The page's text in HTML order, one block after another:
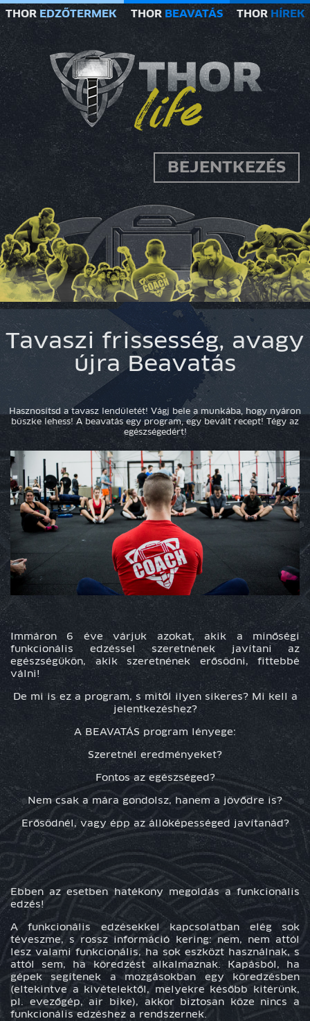
THOR EDZŐTERMEK THOR BEAVATÁS THOR HÍREK
BEJENTKEZÉS
Tavaszi frissesség, avagy
újra Beavatás
Hasznosítsd a tavasz lendületét! Vágj bele a munkába, hogy nyáron
büszke lehess! A beavatás egy program, egy bevált recept! Tégy az
egészségedért!
Immáron 6 éve várjuk azokat, akik a minőségi
funkcionális edzéssel szeretnének javítani az
egészségükön, akik szeretnének erősödni, fittebbé
válni!
De mi is ez a program, s mitől ilyen sikeres? Mi kell a
jelentkezéshez?
A BEAVATÁS program lényege:
Szeretnél eredményeket?
Fontos az egészséged?
Nem csak a mára gondolsz, hanem a jövődre is?
Erősödnél, vagy épp az állóképességed javítanád?
Ebben az esetben hatékony megoldás a funkcionális
edzés!
A funkcionális edzésekkel kapcsolatban elég sok
téveszme, s rossz információ kering: nem, nem attól
lesz valami funkcionális, ha sok eszközt használnak, s
attól sem, ha köredzést alkalmaznak. Kapásból, ha
gépek segítenek a mozgásokban egy köredzésben
(eltekintve a kivételektől, melyekre később kitérünk,
pl. evezőgép, air bike), akkor biztosan köze nincs a
funkcionális edzéshez a rendszernek.